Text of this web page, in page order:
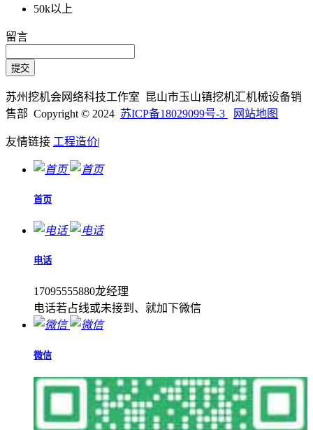
50k以上
留言
苏州挖机会网络科技工作室 昆山市玉山镇挖机汇机械设备销
售部 Copyright © 2024 苏ICP备18029099号-3 网站地图
友情链接 工程造价|
首页
电话
17095555880龙经理
电话若占线或未接到、就加下微信
微信